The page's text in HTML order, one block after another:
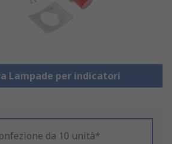
Lampade per indicatori
da 10 unità*